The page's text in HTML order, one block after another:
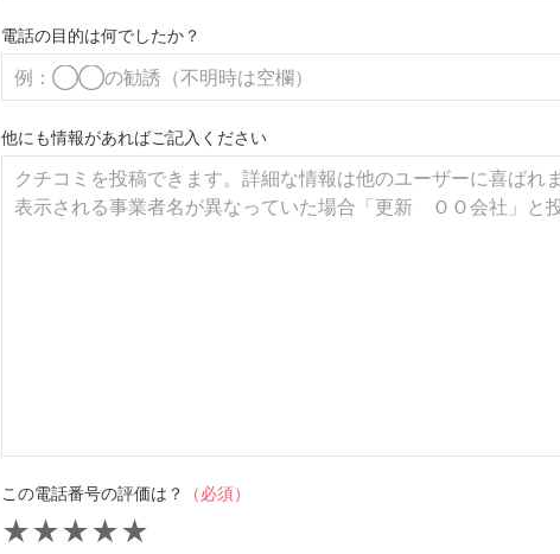
電話の目的は何でしたか？
他にも情報があればご記入ください
この電話番号の評価は？ （必須）
★
★
★
★
★